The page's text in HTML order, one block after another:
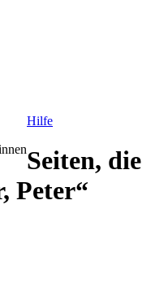
Hilfe
Seiten, die
Peter“